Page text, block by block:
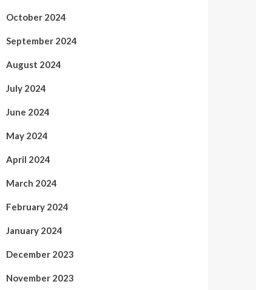
October 2024
September 2024
August 2024
July 2024
June 2024
May 2024
April 2024
March 2024
February 2024
January 2024
December 2023
November 2023